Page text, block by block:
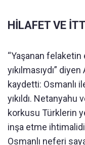
HİLAFET VE
“Yaşanan felaketin
yıkılmasıydı”
kaydetti: Osmanlı
yıkıldı.
korkusu Türklerin
inşa etme
Osmanlı neferi